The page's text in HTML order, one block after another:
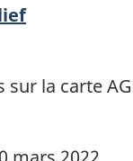
la carte